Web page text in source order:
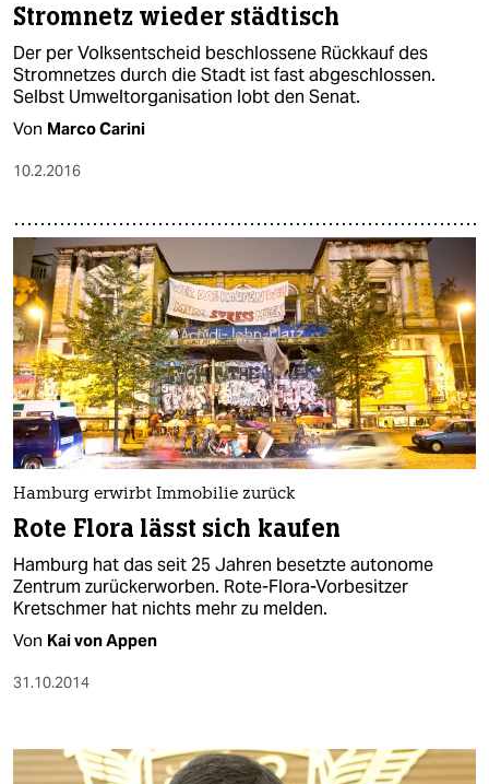
Stromnetz wieder städtisch
Der per Volksentscheid beschlossene Rückkauf des
Stromnetzes durch die Stadt ist fast abgeschlossen.
Selbst Umweltorganisation lobt den Senat.
Von Marco Carini
10.2.2016
Hamburg erwirbt Immobilie zurück
Rote Flora lässt sich kaufen
Hamburg hat das seit 25 Jahren besetzte autonome
Zentrum zurückerworben. Rote-Flora-Vorbesitzer
Kretschmer hat nichts mehr zu melden.
Von Kai von Appen
31.10.2014